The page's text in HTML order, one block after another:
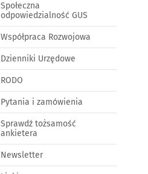
Społeczna
odpowiedzialność GUS
Współpraca Rozwojowa
Dzienniki Urzędowe
RODO
Pytania i zamówienia
Sprawdź tożsamość
ankietera
Newsletter